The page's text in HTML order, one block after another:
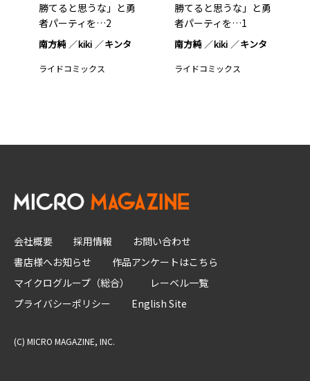
勝てると思うな」と勇
者パーティを…2
南方純 kiki キンタ
ライドコミックス
勝てると思うな」と勇
者パーティを…1
南方純 kiki キンタ
ライドコミックス
会社概要 採用情報
お問い合わせ
書店様へお知らせ
作品アンケートはこちら
マイクログループ（総合）
レーベル一覧
プライバシーポリシー
English Site
(C) MICRO MAGAZINE, INC.